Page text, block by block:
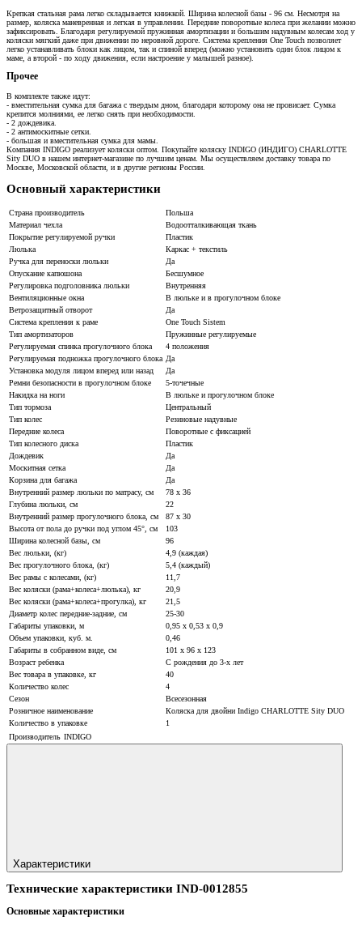
Крепкая стальная рама легко складывается книжкой. Ширина колесной базы - 96 см. Несмотря на
размер, коляска маневренная и легкая в управлении. Передние поворотные колеса при желании можно
зафиксировать. Благодаря регулируемой пружинная амортизации и большим надувным колесам ход у
коляски мягкий даже при движении по неровной дороге. Система крепления One Touch позволяет
легко устанавливать блоки как лицом, так и спиной вперед (можно установить один блок лицом к
маме, а второй - по ходу движения, если настроение у малышей разное).
Прочее
В комплекте также идут:
- вместительная сумка для багажа с твердым дном, благодаря которому она не провисает. Сумка
крепится молниями, ее легко снять при необходимости.
- 2 дождевика.
- 2 антимоскитные сетки.
- большая и вместительная сумка для мамы.
Компания INDIGO реализует коляски оптом. Покупайте коляску INDIGO (ИНДИГО) CHARLOTTE
Sity DUO в нашем интернет-магазине по лучшим ценам. Мы осуществляем доставку товара по
Москве, Московской области, и в другие регионы России.
Основный характеристики
Страна производитель
Польша
Материал чехла
Водоотталкивающая ткань
Покрытие регулируемой ручки
Пластик
Люлька
Каркас + текстиль
Ручка для переноски люльки
Да
Опускание капюшона
Бесшумное
Регулировка подголовника люльки
Внутренняя
Вентиляционные окна
В люльке и в прогулочном блоке
Ветрозащитный отворот
Да
Система крепления к раме
One Touch Sistem
Тип амортизаторов
Пружинные регулируемые
Регулируемая спинка прогулочного блока
4 положения
Регулируемая подножка прогулочного блока Да
Установка модуля лицом вперед или назад
Да
Ремни безопасности в прогулочном блоке
5-точечные
Накидка на ноги
В люльке и прогулочном блоке
Тип тормоза
Центральный
Тип колес
Резиновые надувные
Передние колеса
Поворотные с фиксацией
Тип колесного диска
Пластик
Дождевик
Да
Москитная сетка
Да
Корзина для багажа
Да
Внутренний размер люльки по матрасу, см
78 х 36
Глубина люльки, см
22
Внутренний размер прогулочного блока, см
87 х 30
Высота от пола до ручки под углом 45°, см
103
Ширина колесной базы, см
96
Вес люльки, (кг)
4,9 (каждая)
Вес прогулочного блока, (кг)
5,4 (каждый)
Вес рамы с колесами, (кг)
11,7
Вес коляски (рама+колеса+люлька), кг
20,9
Вес коляски (рама+колеса+прогулка), кг
21,5
Диаметр колес передние-задние, см
25-30
Габариты упаковки, м
0,95 х 0,53 х 0,9
Объем упаковки, куб. м.
0,46
Габариты в собранном виде, см
101 х 96 х 123
Возраст ребенка
С рождения до 3-х лет
Вес товара в упаковке, кг
40
Количество колес
4
Сезон
Всесезонная
Розничное наименование
Коляска для двойни Indigo CHARLOTTE Sity DUO
Количество в упаковке
1
Производитель INDIGO
Характеристики
Технические характеристики IND-0012855
Основные характеристики